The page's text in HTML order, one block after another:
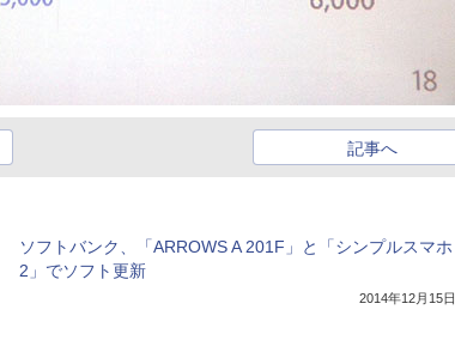
記事へ
ソフトバンク、「ARROWS A 201F」と「シンプルスマホ
2」でソフト更新
2014年12月15日